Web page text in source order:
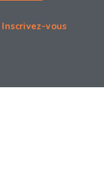
Inscrivez-vous